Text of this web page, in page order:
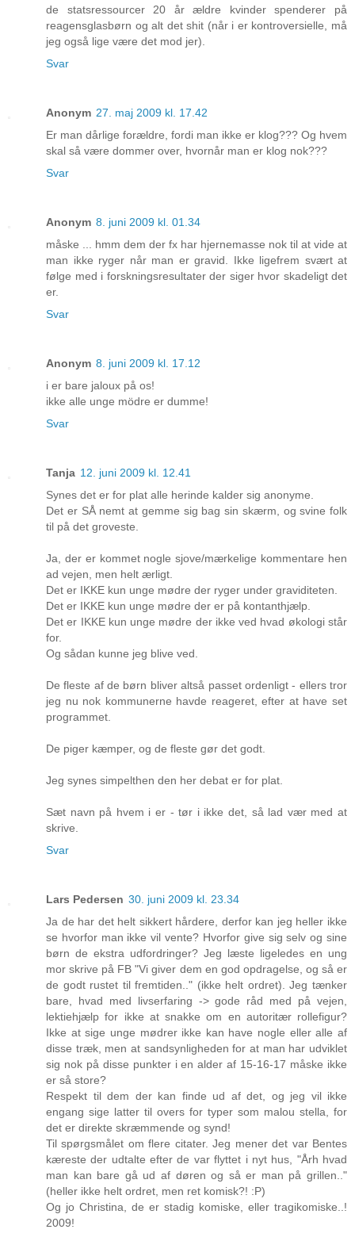
de statsressourcer 20 år ældre kvinder spenderer på
reagensglasbørn og alt det shit (når i er kontroversielle, må
jeg også lige være det mod jer).
Svar
Anonym 27. maj 2009 kl. 17.42
Er man dårlige forældre, fordi man ikke er klog??? Og hvem
skal så være dommer over, hvornår man er klog nok???
Svar
Anonym 8. juni 2009 kl. 01.34
måske ... hmm dem der fx har hjernemasse nok til at vide at
man ikke ryger når man er gravid. Ikke ligefrem svært at
følge med i forskningsresultater der siger hvor skadeligt det
er.
Svar
Anonym 8. juni 2009 kl. 17.12
i er bare jaloux på os!
ikke alle unge mödre er dumme!
Svar
Tanja 12. juni 2009 kl. 12.41
Synes det er for plat alle herinde kalder sig anonyme.
Det er SÅ nemt at gemme sig bag sin skærm, og svine folk
til på det groveste.
Ja, der er kommet nogle sjove/mærkelige kommentare hen
ad vejen, men helt ærligt.
Det er IKKE kun unge mødre der ryger under graviditeten.
Det er IKKE kun unge mødre der er på kontanthjælp.
Det er IKKE kun unge mødre der ikke ved hvad økologi står
for.
Og sådan kunne jeg blive ved.
De fleste af de børn bliver altså passet ordenligt - ellers tror
jeg nu nok kommunerne havde reageret, efter at have set
programmet.
De piger kæmper, og de fleste gør det godt.
Jeg synes simpelthen den her debat er for plat.
Sæt navn på hvem i er - tør i ikke det, så lad vær med at
skrive.
Svar
Lars Pedersen 30. juni 2009 kl. 23.34
Ja de har det helt sikkert hårdere, derfor kan jeg heller ikke
se hvorfor man ikke vil vente? Hvorfor give sig selv og sine
børn de ekstra udfordringer? Jeg læste ligeledes en ung
mor skrive på FB "Vi giver dem en god opdragelse, og så er
de godt rustet til fremtiden.." (ikke helt ordret). Jeg tænker
bare, hvad med livserfaring -> gode råd med på vejen,
lektiehjælp for ikke at snakke om en autoritær rollefigur?
Ikke at sige unge mødrer ikke kan have nogle eller alle af
disse træk, men at sandsynligheden for at man har udviklet
sig nok på disse punkter i en alder af 15-16-17 måske ikke
er så store?
Respekt til dem der kan finde ud af det, og jeg vil ikke
engang sige latter til overs for typer som malou stella, for
det er direkte skræmmende og synd!
Til spørgsmålet om flere citater. Jeg mener det var Bentes
kæreste der udtalte efter de var flyttet i nyt hus, "Årh hvad
man kan bare gå ud af døren og så er man på grillen.."
(heller ikke helt ordret, men ret komisk?! :P)
Og jo Christina, de er stadig komiske, eller tragikomiske..!
2009!